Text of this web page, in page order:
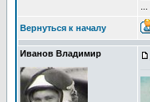
...
Вернуться к началу
Иванов Владимир